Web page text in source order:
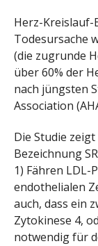
Herz-Kreislauf-
Todesursache
(die zugrunde
über 60% der
nach jüngsten
Association
Die Studie
Bezeichnung
1) Fähren
endothelialen
auch, dass ein
Zytokinese 4,
notwendig für